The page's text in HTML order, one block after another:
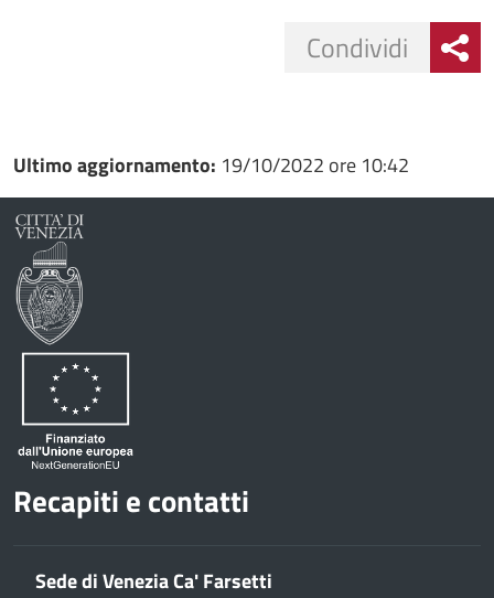
su
Facebook
Condividi
su
Condividi
Condividi
Ultimo aggiornamento: 19/10/2022 ore 10:42
Recapiti e contatti
Sede di Venezia Ca' Farsetti